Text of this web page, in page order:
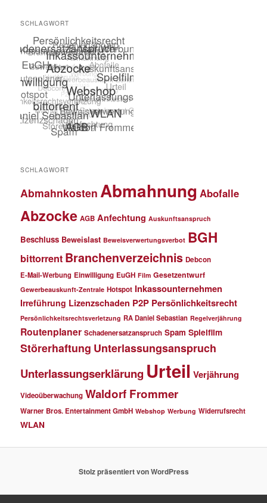
SCHLAGWORT
SCHLAGWORT
Abmahnkosten Abmahnung Abofalle
Abzocke AGB Anfechtung Auskunftsanspruch
Beschluss Beweislast Beweisverwertungsverbot BGH
bittorrent Branchenverzeichnis Debcon
E-Mail-Werbung Einwilligung EuGH Film Gesetzentwurf
Gewerbeauskunft-Zentrale Hotspot Inkassounternehmen
Irreführung Lizenzschaden P2P Persönlichkeitsrecht
Persönlichkeitsrechtsverletzung RA Daniel Sebastian Regelverjährung
Routenplaner Schadenersatzanspruch Spam Spielfilm
Störerhaftung Unterlassungsanspruch
Unterlassungserklärung Urteil Verjährung
Videoüberwachung Waldorf Frommer
Warner Bros. Entertainment GmbH Webshop Werbung Widerrufsrecht
WLAN
Stolz präsentiert von WordPress